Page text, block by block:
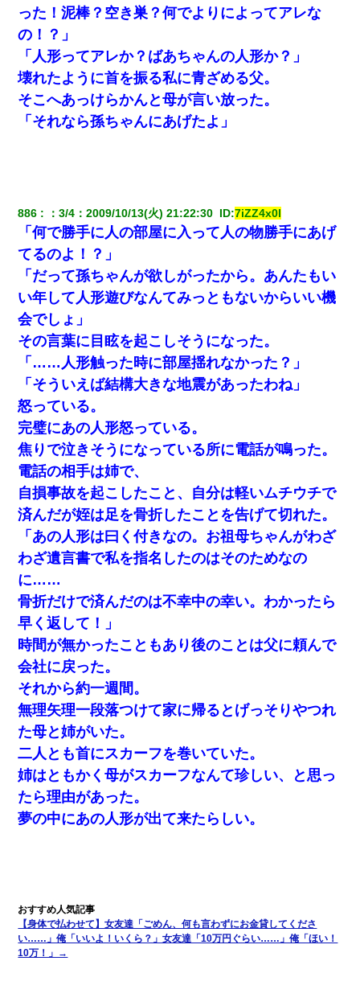
３２歳俺「ずっと好きでした！！付き合って下さい！」 ２５歳
彼女「うん！！絶対幸せになろうね！！！！」 → ７年後ｗｗ
ｗｗｗ
【クズ】昔、兄がお見合いして「ブスすぎｗｗｗ」と断った女性
が、兄の同級生と結婚。それを知った兄は荒れ狂い、｢嫁さん、俺
のお古ですが気分はどう？」とメールを送った→
妻と同居し始めたときから、よく妻が「どこかで音漏れしてな
い？音楽聞こえる」と言っていて…
生保レディと行為する為に駆け引きしてみた結果ｗｗｗｗｗｗｗ
ｗｗｗｗｗ
日曜日、会社の窓を見ると同僚の姿。俺（あれ？ディズニーシー
じゃ？）→俺電話「今何してんの？」同僚「シーで並んでるこ
と！」俺「会社にいない？」→次の瞬間、すごい鳥肌が立った
【衝撃】ヤンキー女に「サせて」って言った結果
った！泥棒？空き巣？何でよりによってアレな
の！？」
「人形ってアレか？ばあちゃんの人形か？」
壊れたように首を振る私に青ざめる父。
そこへあっけらかんと母が言い放った。
「それなら孫ちゃんにあげたよ」
886 ：3/4 ：2009/10/13(火) 21:22:30 ID:7iZZ4x0l
「何で勝手に人の部屋に入って人の物勝手にあげ
てるのよ！？」
「だって孫ちゃんが欲しがったから。あんたもい
い年して人形遊びなんてみっともないからいい機
会でしょ」
その言葉に目眩を起こしそうになった。
「……人形触った時に部屋揺れなかった？」
「そういえば結構大きな地震があったわね」
怒っている。
完璧にあの人形怒っている。
焦りで泣きそうになっている所に電話が鳴った。
電話の相手は姉で、
自損事故を起こしたこと、自分は軽いムチウチで
済んだが姪は足を骨折したことを告げて切れた。
「あの人形は曰く付きなの。お祖母ちゃんがわざ
わざ遺言書で私を指名したのはそのためなの
に……
骨折だけで済んだのは不幸中の幸い。わかったら
早く返して！」
時間が無かったこともあり後のことは父に頼んで
会社に戻った。
それから約一週間。
無理矢理一段落つけて家に帰るとげっそりやつれ
た母と姉がいた。
二人とも首にスカーフを巻いていた。
姉はともかく母がスカーフなんて珍しい、と思っ
たら理由があった。
夢の中にあの人形が出て来たらしい。
【身体で払わせて】女友達「ごめん、何も言わずにお金貸してくださ
い……」俺「いいよ！いくら？」女友達「10万円ぐらい……」俺「ほい！
10万！」→